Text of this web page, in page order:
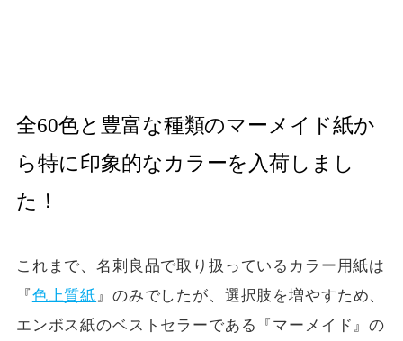
全60色と豊富な種類のマーメイド紙か
ら特に印象的なカラーを入荷しまし
た！
これまで、名刺良品で取り扱っているカラー用紙は
『色上質紙』のみでしたが、選択肢を増やすため、
エンボス紙のベストセラーである『マーメイド』の